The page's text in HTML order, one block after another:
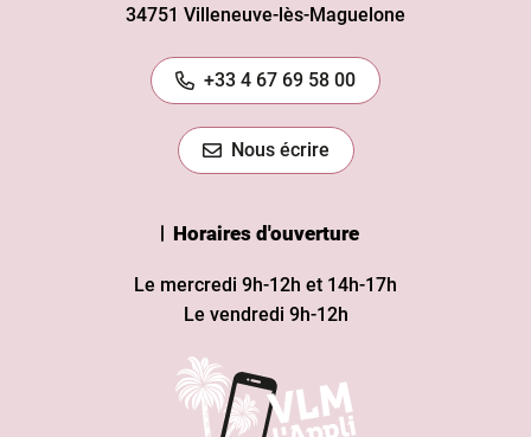
34751 Villeneuve-lès-Maguelone
+33 4 67 69 58 00
Nous écrire
Horaires d'ouverture
Le mercredi 9h-12h et 14h-17h
Le vendredi 9h-12h